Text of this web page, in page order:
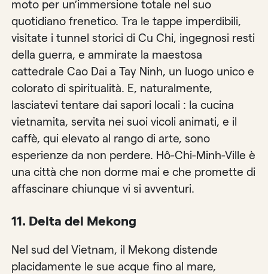
moto per un’immersione totale nel suo
quotidiano frenetico. Tra le tappe imperdibili,
visitate i tunnel storici di Cu Chi, ingegnosi resti
della guerra, e ammirate la maestosa
cattedrale Cao Dai a Tay Ninh, un luogo unico e
colorato di spiritualità. E, naturalmente,
lasciatevi tentare dai sapori locali : la cucina
vietnamita, servita nei suoi vicoli animati, e il
caffè, qui elevato al rango di arte, sono
esperienze da non perdere. Hô-Chi-Minh-Ville è
una città che non dorme mai e che promette di
affascinare chiunque vi si avventuri.
11. Delta del Mekong
Nel sud del Vietnam, il Mekong distende
placidamente le sue acque fino al mare,